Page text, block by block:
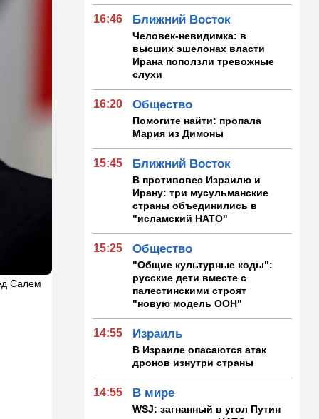
Салем
16:46 Ближний Восток
Человек-невидимка: в
высших эшелонах власти
Ирана поползли тревожные
слухи
16:20 Общество
Помогите найти: пропала
Мария из Димоны
15:45 Ближний Восток
В противовес Израилю и
Ирану: три мусульманские
страны объединились в
"исламский НАТО"
15:25 Общество
"Общие культурные коды":
русские дети вместе с
палестинскими строят
"новую модель ООН"
14:55 Израиль
В Израиле опасаются атак
дронов изнутри страны
14:55 В мире
WSJ: загнанный в угол Путин